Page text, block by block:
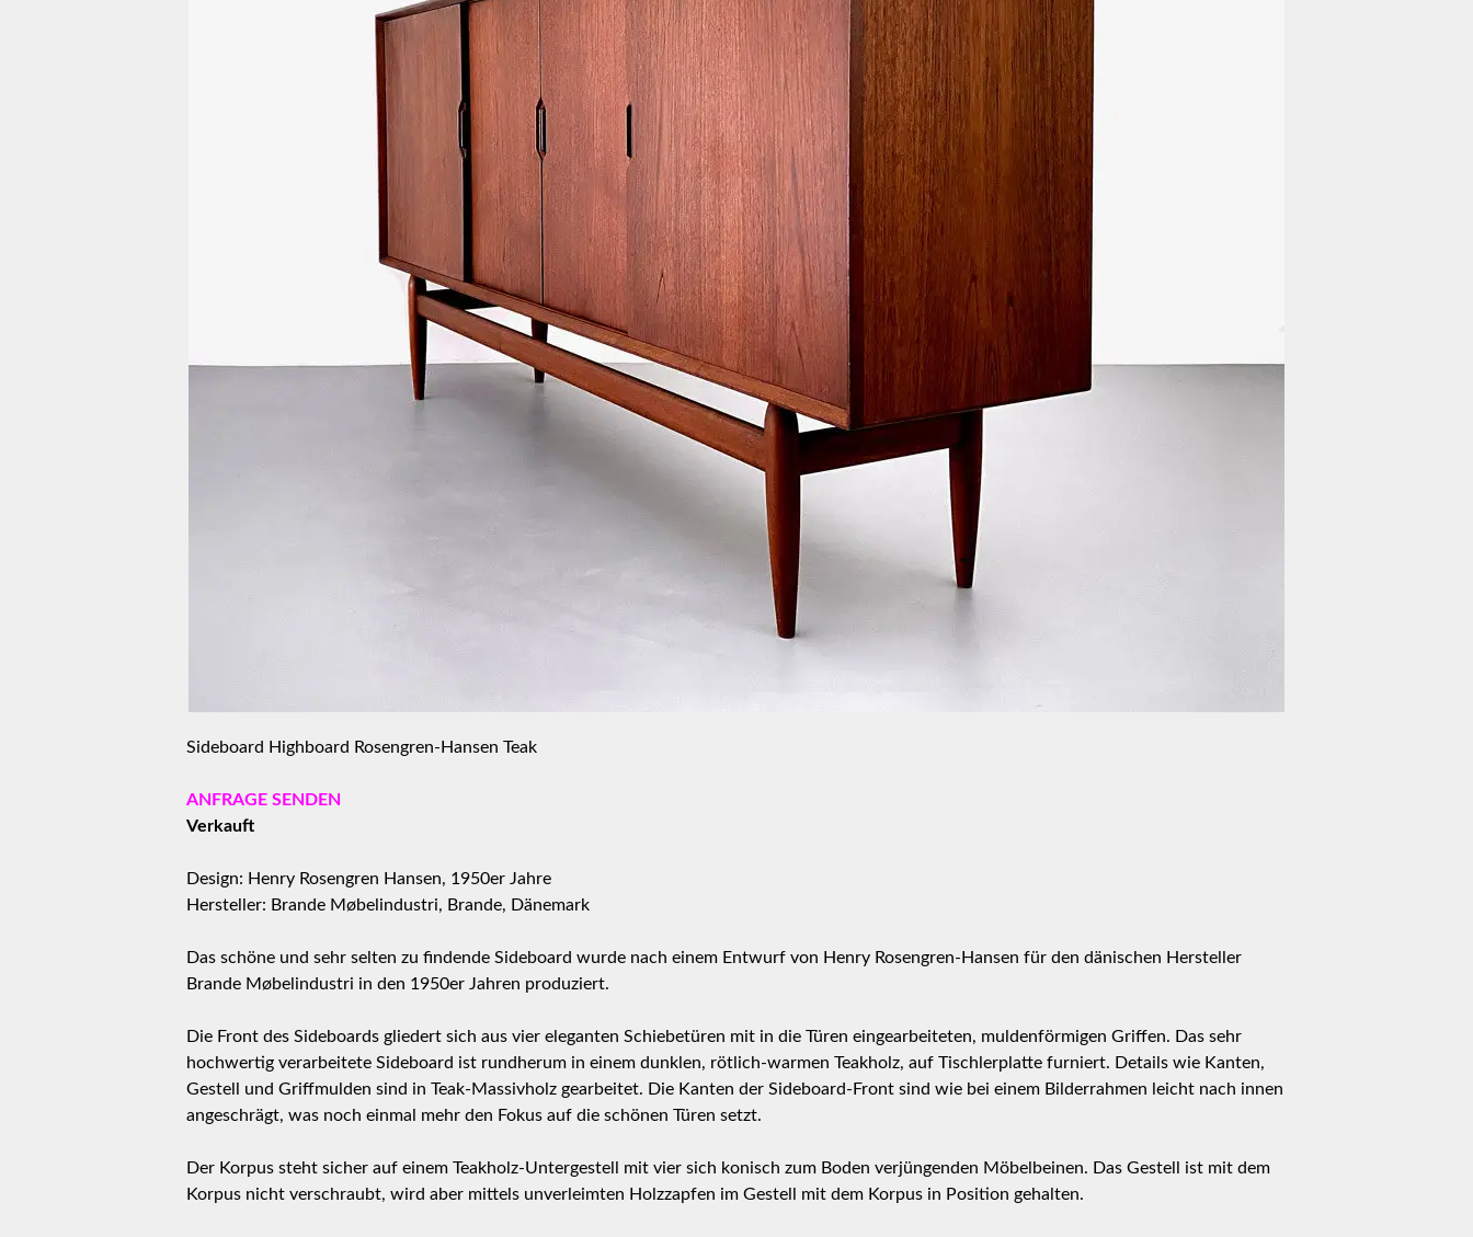
Sideboard Highboard Rosengren-Hansen Teak
ANFRAGE SENDEN
Verkauft
Design: Henry Rosengren Hansen, 1950er Jahre
Hersteller: Brande Møbelindustri, Brande, Dänemark
Das schöne und sehr selten zu findende Sideboard wurde nach einem Entwurf von Henry Rosengren-Hansen für den dänischen Hersteller
Brande Møbelindustri in den 1950er Jahren produziert.
Die Front des Sideboards gliedert sich aus vier eleganten Schiebetüren mit in die Türen eingearbeiteten, muldenförmigen Griffen. Das sehr
hochwertig verarbeitete Sideboard ist rundherum in einem dunklen, rötlich-warmen Teakholz, auf Tischlerplatte furniert. Details wie Kanten,
Gestell und Griffmulden sind in Teak-Massivholz gearbeitet. Die Kanten der Sideboard-Front sind wie bei einem Bilderrahmen leicht nach innen
angeschrägt, was noch einmal mehr den Fokus auf die schönen Türen setzt.
Der Korpus steht sicher auf einem Teakholz-Untergestell mit vier sich konisch zum Boden verjüngenden Möbelbeinen. Das Gestell ist mit dem
Korpus nicht verschraubt, wird aber mittels unverleimten Holzzapfen im Gestell mit dem Korpus in Position gehalten.